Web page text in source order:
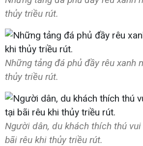
thủy triều rút.
Những tảng đá phủ đầy rêu xanh
thủy triều rút.
Người dân, du khách thích thú
bãi rêu khi thủy triều rút.